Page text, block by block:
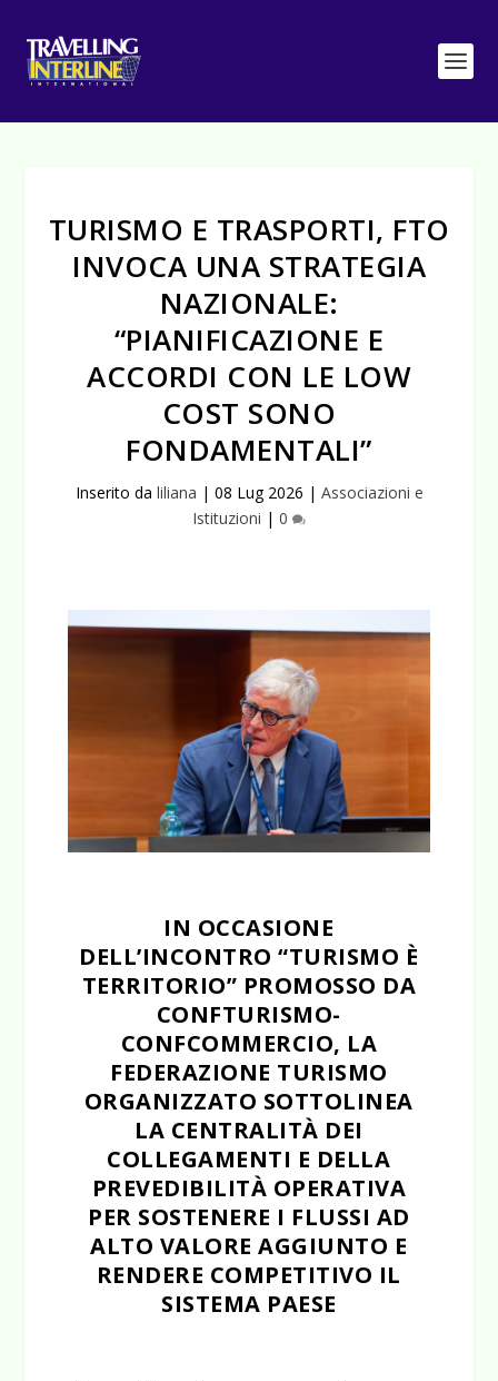
TURISMO E TRASPORTI, FTO
INVOCA UNA STRATEGIA
NAZIONALE:
“PIANIFICAZIONE E
ACCORDI CON LE LOW
COST SONO
FONDAMENTALI”
Inserito da liliana | 08 Lug 2026 | Associazioni e
Istituzioni | 0
IN OCCASIONE
DELL’INCONTRO “TURISMO È
TERRITORIO” PROMOSSO DA
CONFTURISMO-
CONFCOMMERCIO, LA
FEDERAZIONE TURISMO
ORGANIZZATO SOTTOLINEA
LA CENTRALITÀ DEI
COLLEGAMENTI E DELLA
PREVEDIBILITÀ OPERATIVA
PER SOSTENERE I FLUSSI AD
ALTO VALORE AGGIUNTO E
RENDERE COMPETITIVO IL
SISTEMA PAESE